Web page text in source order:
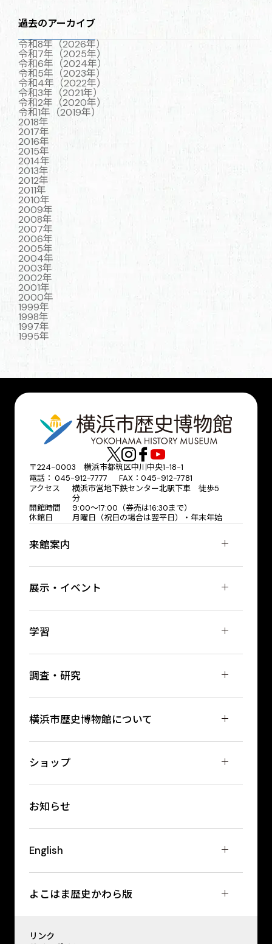
過去のアーカイブ
令和8年（2026年）
令和7年（2025年）
令和6年（2024年）
令和5年（2023年）
令和4年（2022年）
令和3年（2021年）
令和2年（2020年）
令和1年（2019年）
2018年
2017年
2016年
2015年
2014年
2013年
2012年
2011年
2010年
2009年
2008年
2007年
2006年
2005年
2004年
2003年
2002年
2001年
2000年
1999年
1998年
1997年
1995年
〒224-0003 横浜市都筑区中川中央1-18-1
電話： 045-912-7777 FAX：045-912-7781
アクセス
横浜市営地下鉄センター北駅下車 徒歩5
分
開館時間
9:00〜17:00（券売は16:30まで）
休館日
月曜日（祝日の場合は翌平日）・年末年始
来館案内
展示・イベント
学習
調査・研究
横浜市歴史博物館について
ショップ
お知らせ
English
よこはま歴史かわら版
リンク